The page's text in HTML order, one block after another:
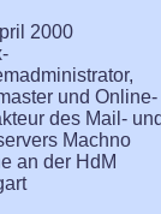
2000
und Online-
des Mail-
Machno
an der HdM